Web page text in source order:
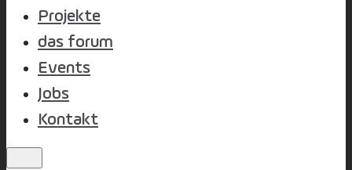
Projekte
das forum
Events
Jobs
Kontakt